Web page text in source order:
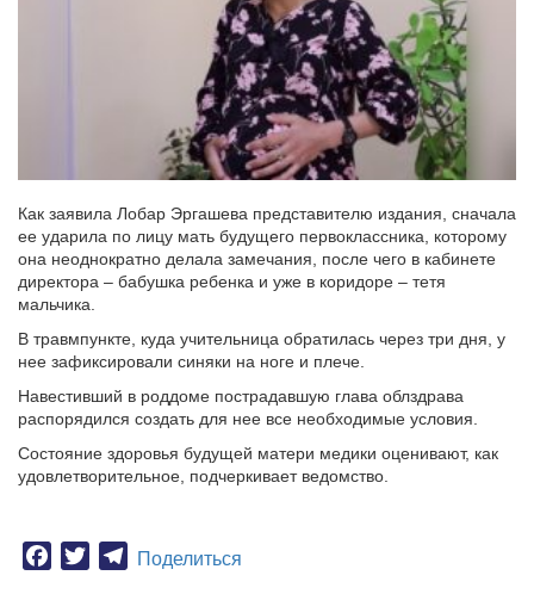
Как заявила Лобар Эргашева представителю издания, сначала
ее ударила по лицу мать будущего первоклассника, которому
она неоднократно делала замечания, после чего в кабинете
директора – бабушка ребенка и уже в коридоре – тетя
мальчика.
В травмпункте, куда учительница обратилась через три дня, у
нее зафиксировали синяки на ноге и плече.
Навестивший в роддоме пострадавшую глава облздрава
распорядился создать для нее все необходимые условия.
Состояние здоровья будущей матери медики оценивают, как
удовлетворительное, подчеркивает ведомство.
Facebook
TwitterTelegram
Поделиться